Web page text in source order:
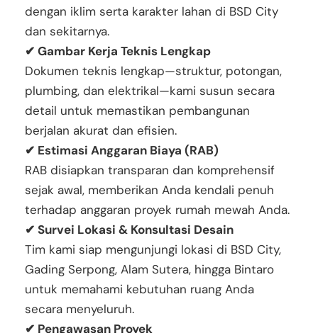
dengan iklim serta karakter lahan di BSD City
dan sekitarnya.
✔ Gambar Kerja Teknis Lengkap
Dokumen teknis lengkap—struktur, potongan,
plumbing, dan elektrikal—kami susun secara
detail untuk memastikan pembangunan
berjalan akurat dan efisien.
✔ Estimasi Anggaran Biaya (RAB)
RAB disiapkan transparan dan komprehensif
sejak awal, memberikan Anda kendali penuh
terhadap anggaran proyek rumah mewah Anda.
✔ Survei Lokasi & Konsultasi Desain
Tim kami siap mengunjungi lokasi di BSD City,
Gading Serpong, Alam Sutera, hingga Bintaro
untuk memahami kebutuhan ruang Anda
secara menyeluruh.
✔ Pengawasan Proyek